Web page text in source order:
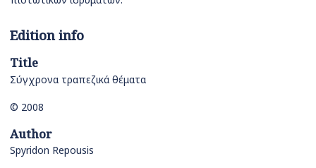
Edition info
Title
Σύγχρονα τραπεζικά θέματα
© 2008
Author
Spyridon Repousis